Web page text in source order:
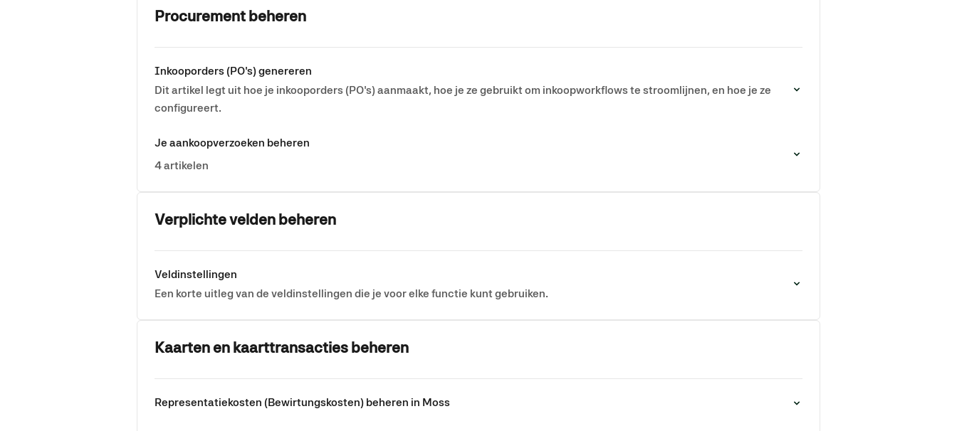
Procurement beheren
Inkooporders (PO's) genereren
Dit artikel legt uit hoe je inkooporders (PO's) aanmaakt, hoe je ze gebruikt om inkoopworkflows te stroomlijnen, en hoe je ze
configureert.
Je aankoopverzoeken beheren
4 artikelen
Verplichte velden beheren
Veldinstellingen
Een korte uitleg van de veldinstellingen die je voor elke functie kunt gebruiken.
Kaarten en kaarttransacties beheren
Representatiekosten (Bewirtungskosten) beheren in Moss